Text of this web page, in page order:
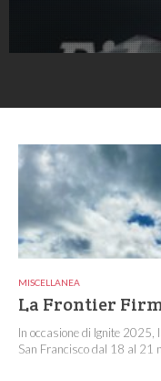
MISCELLANEA
La Frontier
In occasione di Ignite 2025,
San Francisco dal 18 al 21